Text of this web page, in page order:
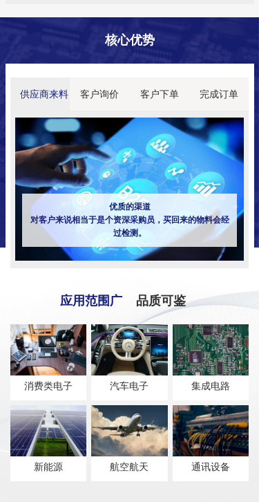
核心优势
供应商来料 客户询价 客户下单 完成订单
优质的渠道
对客户来说相当于是个资深采购员，买回来的物料会经
过检测。
应用范围广 品质可鉴
消费类电子 汽车电子 集成电路
新能源 航空航天 通讯设备